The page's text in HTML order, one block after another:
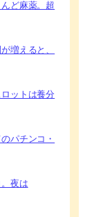
ど麻薬。超
増えると、
ットは養分
パチンコ・
夜は